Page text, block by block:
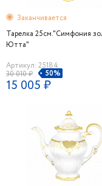
Заканчивается
Тарелка 25см."Симфония
Ютта"
Артикул: 25184
30 010 ₽
50%
15 005 ₽